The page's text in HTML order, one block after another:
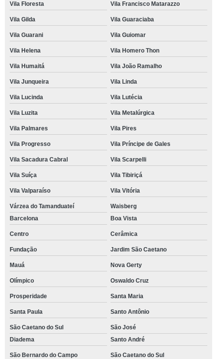
Vila Floresta Vila Francisco Matarazzo
Vila Gilda Vila Guaraciaba
Vila Guarani Vila Guiomar
Vila Helena Vila Homero Thon
Vila Humaitá Vila João Ramalho
Vila Junqueira Vila Linda
Vila Lucinda Vila Lutécia
Vila Luzita Vila Metalúrgica
Vila Palmares Vila Pires
Vila Progresso Vila Príncipe de Gales
Vila Sacadura Cabral Vila Scarpelli
Vila Suíça Vila Tibiriçá
Vila Valparaíso Vila Vitória
Várzea do Tamanduateí
Waisberg
Barcelona
Boa Vista
Centro Cerâmica
Fundação Jardim São Caetano
Mauá Nova Gerty
Olímpico Oswaldo Cruz
Prosperidade Santa Maria
Santa Paula Santo Antônio
São Caetano do Sul
São José
Diadema
Santo André
São Bernardo do Campo São Caetano do Sul